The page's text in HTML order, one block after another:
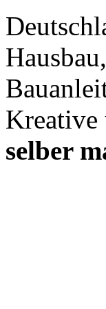
Kreative
selber